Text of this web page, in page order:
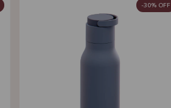
-30% OFF